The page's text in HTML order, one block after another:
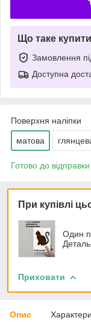
Що таке
Замовлення
Доступна
Поверхня наліпки
матова
Готово до відправки
При купівлі
Один
Приховати
Опис